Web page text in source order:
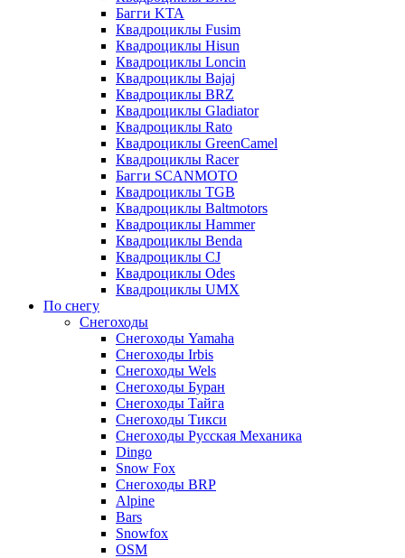
Багги KTA
Квадроциклы Fusim
Квадроциклы Hisun
Квадроциклы Loncin
Квадроциклы Bajaj
Квадроциклы BRZ
Квадроциклы Gladiator
Квадроциклы Rato
Квадроциклы GreenCamel
Квадроциклы Racer
Багги SCANMOTO
Квадроциклы TGB
Квадроциклы Baltmotors
Квадроциклы Hammer
Квадроциклы Benda
Квадроциклы CJ
Квадроциклы Odes
Квадроциклы UMX
По снегу
Снегоходы
Снегоходы Yamaha
Снегоходы Irbis
Снегоходы Wels
Снегоходы Буран
Снегоходы Тайга
Снегоходы Тикси
Снегоходы Русская Механика
Dingo
Snow Fox
Снегоходы BRP
Alpine
Bars
Snowfox
OSM